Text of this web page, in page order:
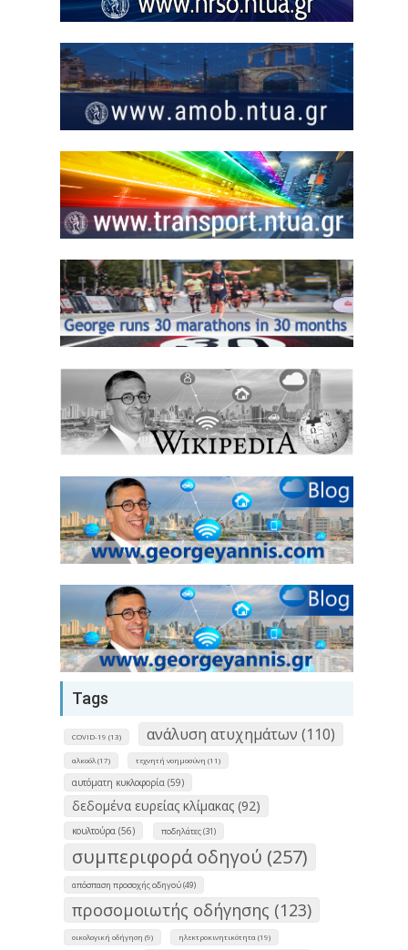
Tags
COVID-19 (13) ανάλυση ατυχημάτων (110)
αλκοόλ (17) τεχνητή νοημοσύνη (11)
αυτόματη κυκλοφορία (59)
δεδομένα ευρείας κλίμακας (92)
κουλτούρα (56) ποδηλάτες (31)
συμπεριφορά οδηγού (257)
απόσπαση προσοχής οδηγού (49)
προσομοιωτής οδήγησης (123)
οικολογική οδήγηση (9) ηλεκτροκινητικότητα (19)